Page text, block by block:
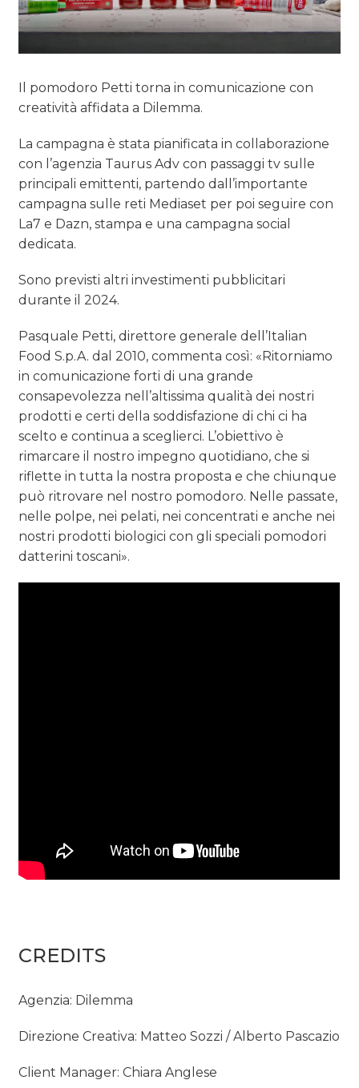
Il pomodoro Petti torna in comunicazione con
creatività affidata a Dilemma.
La campagna è stata pianificata in collaborazione
con l’agenzia Taurus Adv con passaggi tv sulle
principali emittenti, partendo dall’importante
campagna sulle reti Mediaset per poi seguire con
La7 e Dazn, stampa e una campagna social
dedicata.
Sono previsti altri investimenti pubblicitari
durante il 2024.
Pasquale Petti, direttore generale dell’Italian
Food S.p.A. dal 2010, commenta così: «Ritorniamo
in comunicazione forti di una grande
consapevolezza nell’altissima qualità dei nostri
prodotti e certi della soddisfazione di chi ci ha
scelto e continua a sceglierci. L’obiettivo è
rimarcare il nostro impegno quotidiano, che si
riflette in tutta la nostra proposta e che chiunque
può ritrovare nel nostro pomodoro. Nelle passate,
nelle polpe, nei pelati, nei concentrati e anche nei
nostri prodotti biologici con gli speciali pomodori
datterini toscani».
CREDITS
Agenzia: Dilemma
Direzione Creativa: Matteo Sozzi / Alberto Pascazio
Client Manager: Chiara Anglese